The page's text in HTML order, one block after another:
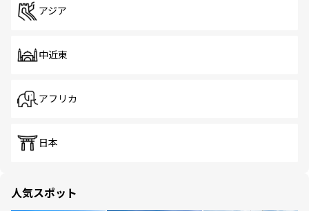
アジア
中近東
アフリカ
日本
人気スポット